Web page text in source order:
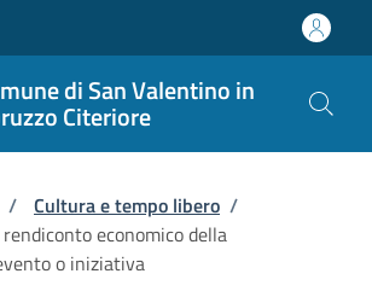
di San Valentino in
Citeriore
pane
/ Cultura e tempo libero /
economico della
o iniziativa